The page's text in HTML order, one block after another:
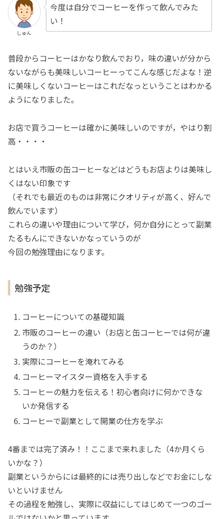
しゅん
今度は自分でコーヒーを作って飲んでみた
い！
普段からコーヒーはかなり飲んでおり，味の違いが分から
ないながらも美味しいコーヒーってこんな感じだよな！逆
に美味しくないコーヒーはこれだなっということはわかる
ようになりました。
お店で買うコーヒーは確かに美味しいのですが，やはり割
高・・・・
とはいえ市販の缶コーヒーなどはどうもお店よりは美味し
くはない印象です
（それでも最近のものは非常にクオリティが高く、好んで
飲んでいます）
これらの違いや理由について学び，何か自分にとって副業
たるもんにできないかなっていうのが
今回の勉強理由になります。
勉強予定
コーヒーについての基礎知識
市販のコーヒーの違い（お店と缶コーヒーでは何が違
うのか？）
実際にコーヒーを淹れてみる
コーヒーマイスター資格を入手する
コーヒーの魅力を伝える！初心者向けに何かできな
いか発信する
コーヒーで副業として開業の仕方を学ぶ
4番までは完了済み！！ここまで来れました（4か月くら
いかな？）
副業というからには最終的には売り出しなどでお金にしな
いといけません
その過程を勉強し、実際に収益にしてはじめて一つのゴー